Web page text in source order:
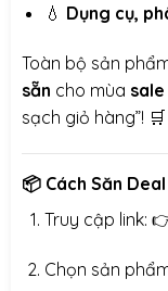
💧 Dụng cụ,
Toàn bộ sản
sẵn cho mùa sale
sạch giỏ hàng”! 🛒
📦 Cách Săn
Truy cập link:
Chọn sản